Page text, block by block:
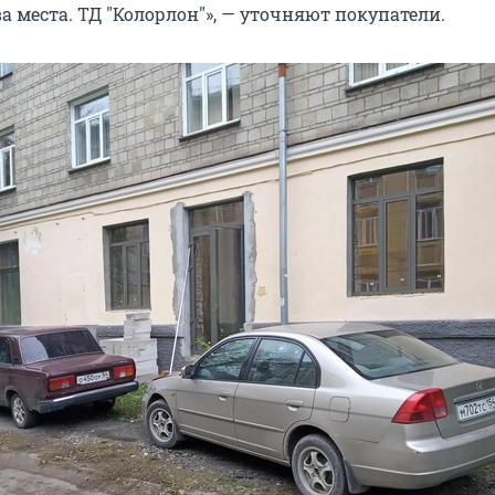
места. ТД "Колорлон"», — уточняют покупатели.